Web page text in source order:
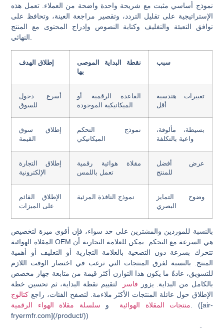
نموذج أساسي مثبت مع شريحة واحدة واضحة من العملاء. تعمل هذه
الإستراتيجية على تقليل التردد، وتقصير مراجعة العينة، وتحافظ على
توافق التعبئة والتغليف وكتابة النصوص وإدراج المحتوى مع المنتج
النهائي.
إطلاق الهدف
نقطة البداية الموصى
بها
سبب
أسرع دخول
للسوق
القاعدة الرقمية أو
الميكانيكية الموجودة
تغييرات هندسية
أقل
إطلاق سوق
القيمة
نموذج التحكم
الميكانيكي
بسيطة، مألوفة،
واعية بالتكلفة
إطلاق التجارة
الإلكترونية
مقلاة هوائية رقمية
تعمل باللمس
عرض أفضل
للمنتج
الإطلاق القائم
على الميزات
نموذج النافذة المرئية
وضوح التمايز
البصري
بالنسبة للموردين والمشترين على حد سواء، فإن أقوى ميزة لتخصيص
المقلاة الهوائية OEM هي السرعة مع التحكم. يمكن للعلامة التجارية أن
تتحرك بسرعة دون التضحية بالعلامة التجارية أو التغليف أو أهمية
المنتج. بالنسبة لفرق المنتجات التي ترغب في اختصار الوقت اللازم
للتسويق، عادةً ما يكون هذا التوازن أكثر قيمة من متابعة جهاز مخصص
بالكامل من البداية. يزور فاسر
لتقييم نقطة البداية، ثم تحسين خطة
الإطلاق حول عائلة المنتجات الأكثر ملاءمة. لتصفح الفئات، راجع كتالوج
منتجات المقلاة الهوائية
و سلسلة مقلاة الهواء الرقمية
. ([air-
fryermfr.com](/product/))